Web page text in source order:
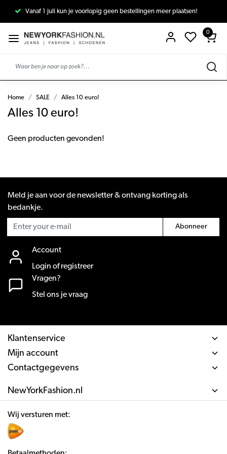
Vanaf 1 juli kun je voorlopig geen bestellingen meer plaatsen!
0
Home SALE Alles 10 euro!
Alles 10 euro!
Geen producten gevonden!
Meld je aan voor de newsletter & ontvang korting als
bedankje.
Abonneer
Account
Login of registreer
Vragen?
Stel ons je vraag
Klantenservice
Mijn account
Contactgegevens
NewYorkFashion.nl
Wij versturen met: